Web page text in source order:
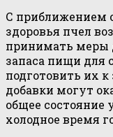
С приближением
здоровья пчел
принимать меры
запаса пищи для
подготовить их
добавки могут
общее состояние
холодное время